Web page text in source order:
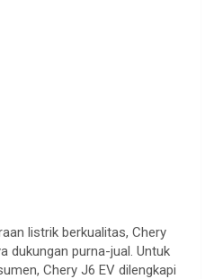
listrik berkualitas, Chery
dukungan purna-jual. Untuk
Chery J6 EV dilengkapi